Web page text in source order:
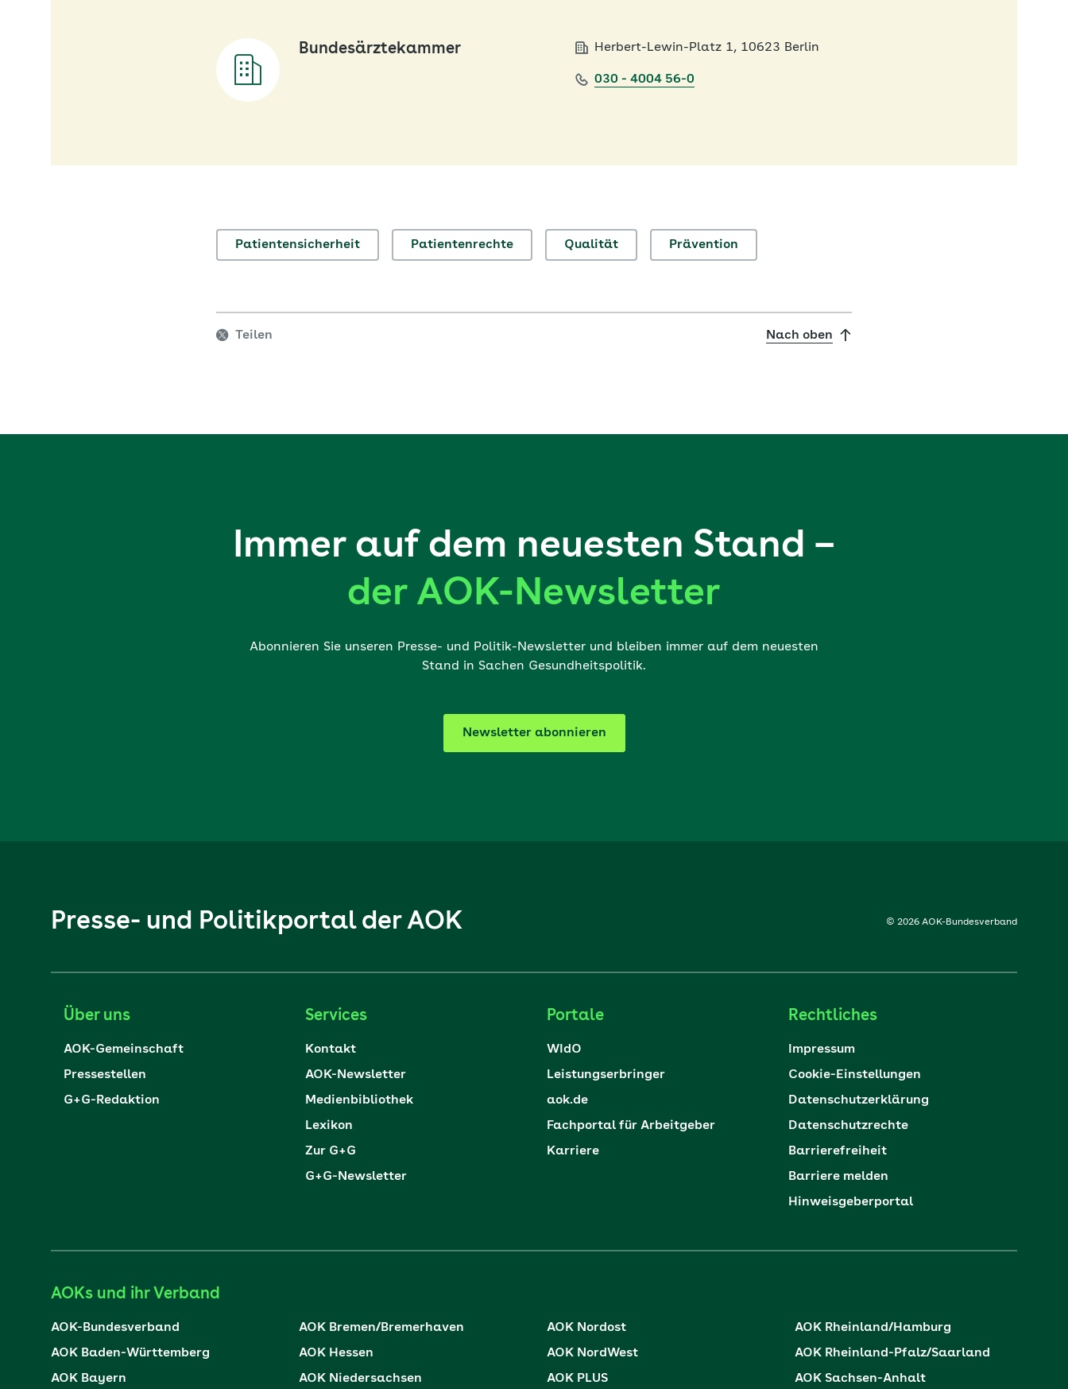
Bundesärztekammer Herbert-Lewin-Platz 1, 10623 Berlin
030 - 4004 56-0
Patientensicherheit Patientenrechte Qualität Prävention
Teilen Nach oben
Immer auf dem neuesten Stand –
der AOK-Newsletter
Abonnieren Sie unseren Presse- und Politik-Newsletter und bleiben immer auf dem neuesten
Stand in Sachen Gesundheitspolitik.
Newsletter abonnieren
Presse- und Politikportal der AOK © 2026 AOK-Bundesverband
Über uns
AOK-Gemeinschaft
Pressestellen
G+G-Redaktion
Services
Kontakt
AOK-Newsletter
Medienbibliothek
Lexikon
Zur G+G
G+G-Newsletter
Portale
WIdO
Leistungserbringer
aok.de
Fachportal für Arbeitgeber
Karriere
Rechtliches
Impressum
Cookie-Einstellungen
Datenschutzerklärung
Datenschutzrechte
Barrierefreiheit
Barriere melden
Hinweisgeberportal
AOKs und ihr Verband
AOK-Bundesverband
AOK Baden-Württemberg
AOK Bayern
AOK Bremen/Bremerhaven
AOK Hessen
AOK Niedersachsen
AOK Nordost
AOK NordWest
AOK PLUS
AOK Rheinland/Hamburg
AOK Rheinland-Pfalz/Saarland
AOK Sachsen-Anhalt